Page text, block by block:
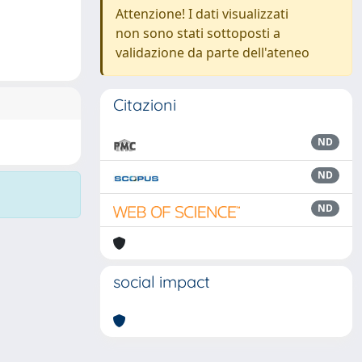
Attenzione! I dati visualizzati
non sono stati sottoposti a
validazione da parte dell'ateneo
Citazioni
ND
ND
ND
social impact